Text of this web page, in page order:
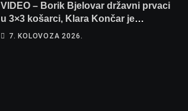
VIDEO – Borik Bjelovar državni prvaci
u 3×3 košarci, Klara Končar je
prvakinja Hrvatske u stolnom tenisu!
7. KOLOVOZA 2026.